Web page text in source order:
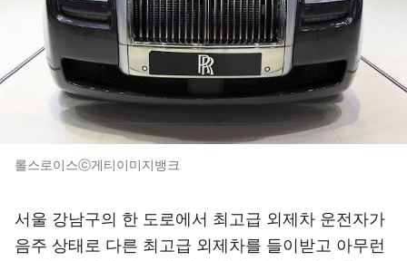
롤스로이스ⓒ게티이미지뱅크
서울 강남구의 한 도로에서 최고급 외제차 운전자가
음주 상태로 다른 최고급 외제차를 들이받고 아무런